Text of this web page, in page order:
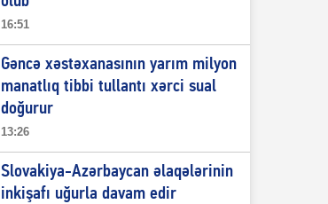
16:51
Gəncə xəstəxanasının yarım milyon
manatlıq tibbi tullantı xərci sual
doğurur
13:26
Slovakiya-Azərbaycan əlaqələrinin
inkişafı uğurla davam edir